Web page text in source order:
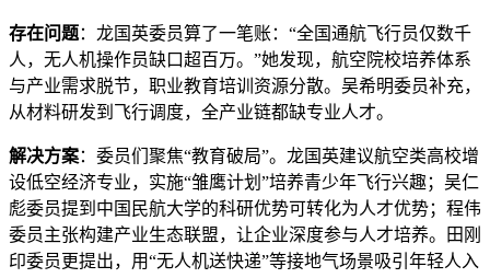
存在问题：龙国英委员算了一笔账：“全国通航飞行员仅数千
人，无人机操作员缺口超百万。”她发现，航空院校培养体系
与产业需求脱节，职业教育培训资源分散。吴希明委员补充，
从材料研发到飞行调度，全产业链都缺专业人才。
解决方案：委员们聚焦“教育破局”。龙国英建议航空类高校增
设低空经济专业，实施“雏鹰计划”培养青少年飞行兴趣；吴仁
彪委员提到中国民航大学的科研优势可转化为人才优势；程伟
委员主张构建产业生态联盟，让企业深度参与人才培养。田刚
印委员更提出，用“无人机送快递”等接地气场景吸引年轻人入